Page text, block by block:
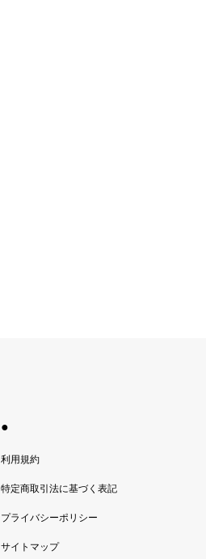
●
利用規約
特定商取引法に基づく表記
プライバシーポリシー
サイトマップ